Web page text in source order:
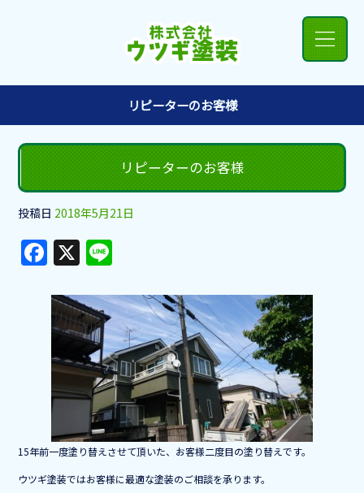
リピーターのお客様
リピーターのお客様
投稿日 2018年5月21日
F
a
c
e
b
o
o
k
X
e
15年前一度塗り替えさせて頂いた、お客様二度目の塗り替えです。
ウツギ塗装ではお客様に最適な塗装のご相談を承ります。